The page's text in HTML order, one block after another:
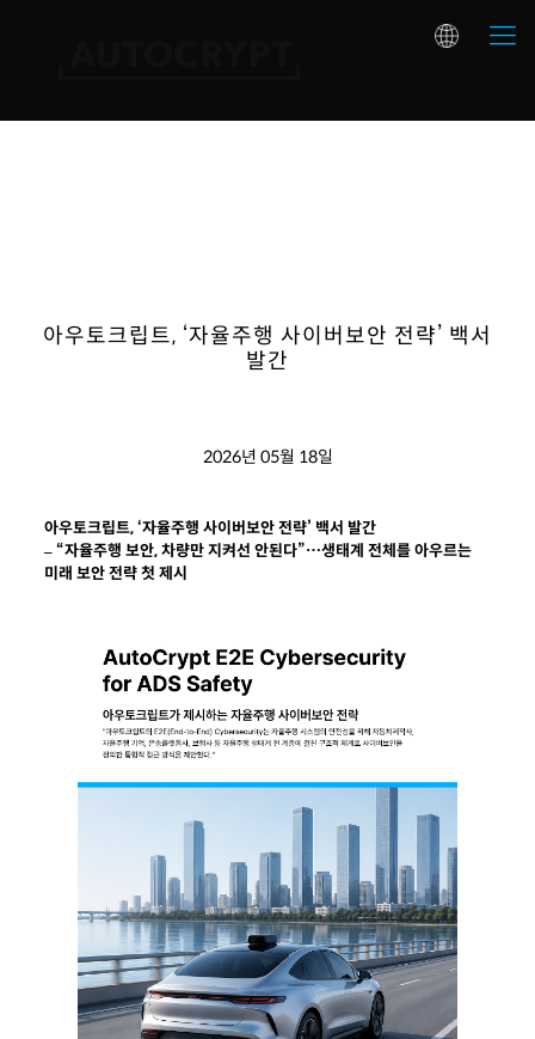
아우토크립트, ‘자율주행 사이버보안 전략’ 백서
발간
2026년 05월 18일
아우토크립트, ‘자율주행 사이버보안전략’ 백서 발간
– “자율주행 보안,차량만지켜선 안된다”…생태계 전체를아우르는
미래 보안전략첫 제시